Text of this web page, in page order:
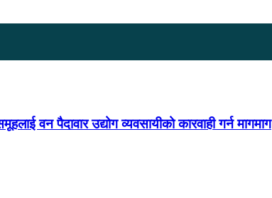
वन पैदावार उद्योग व्यवसायीको कारवाही गर्न मागमाग